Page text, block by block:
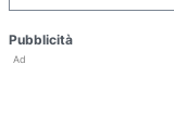
Pubblicità
Ad